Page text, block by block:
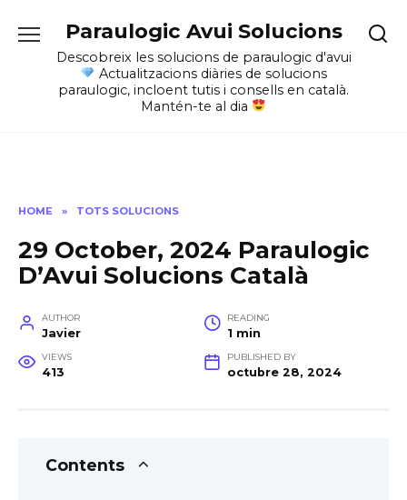
content
Paraulogic Avui Solucions
Descobreix les solucions de paraulogic d'avui
Actualitzacions diàries de solucions
paraulogic, incloent tutis i consells en català.
Mantén-te al dia
HOME » TOTS SOLUCIONS
29 October, 2024 Paraulogic
D’Avui Solucions Català
AUTHOR
Javier
READING
1 min
VIEWS
413
PUBLISHED BY
octubre 28, 2024
Contents